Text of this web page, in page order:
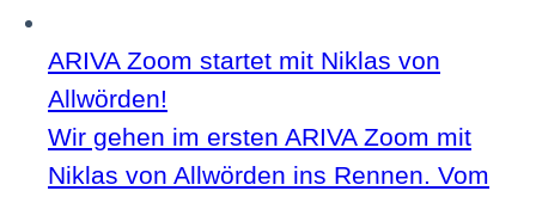
ARIVA Zoom startet mit Niklas von
Allwörden!
Wir gehen im ersten ARIVA Zoom mit
Niklas von Allwörden ins Rennen. Vom